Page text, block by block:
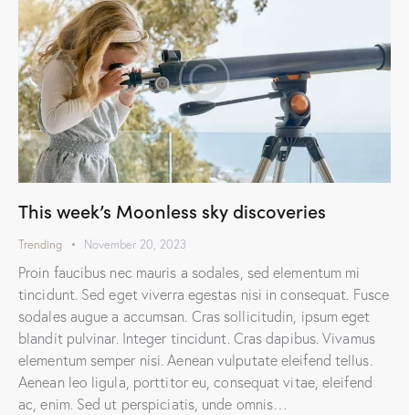
This week’s Moonless sky discoveries
Trending November 20, 2023
Proin faucibus nec mauris a sodales, sed elementum mi
tincidunt. Sed eget viverra egestas nisi in consequat. Fusce
sodales augue a accumsan. Cras sollicitudin, ipsum eget
blandit pulvinar. Integer tincidunt. Cras dapibus. Vivamus
elementum semper nisi. Aenean vulputate eleifend tellus.
Aenean leo ligula, porttitor eu, consequat vitae, eleifend
ac, enim. Sed ut perspiciatis, unde omnis…